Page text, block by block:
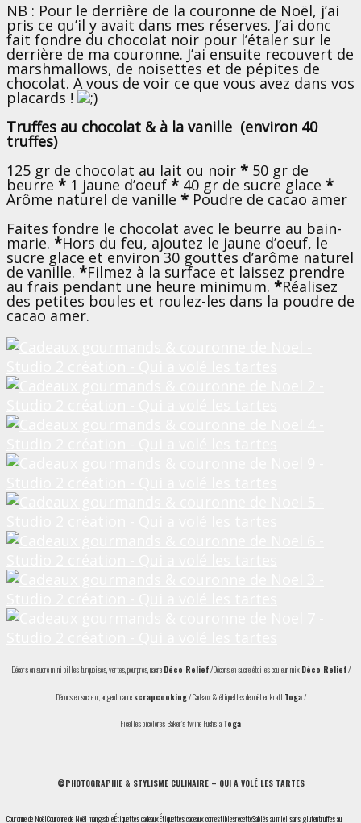
NB : Pour le derrière de la couronne de Noël, j’ai
pris ce qu’il y avait dans mes réserves. J’ai donc
fait fondre du chocolat noir pour l’étaler sur le
derrière de ma couronne. J’ai ensuite recouvert de
marshmallows, de noisettes et de pépites de
chocolat. A vous de voir ce que vous avez dans vos
placards !
Truffes au chocolat & à la vanille (environ 40
truffes)
125 gr de chocolat au lait ou noir * 50 gr de
beurre * 1 jaune d’oeuf * 40 gr de sucre glace *
Arôme naturel de vanille * Poudre de cacao amer
Faites fondre le chocolat avec le beurre au bain-
marie. *Hors du feu, ajoutez le jaune d’oeuf, le
sucre glace et environ 30 gouttes d’arôme naturel
de vanille. *Filmez à la surface et laissez prendre
au frais pendant une heure minimum. *Réalisez
des petites boules et roulez-les dans la poudre de
cacao amer.
Décors en sucre mini billes turquoises, vertes, pourpres, nacre Déco Relief/Décors en sucre étoiles couleur mix Déco Relief/
Décors en sucre or, argent, nacre scrapcooking/ Cadeaux & étiquettes de noël en kraft Toga/
Ficelles bicolores Baker’s twine Fuchsia Toga
©PHOTOGRAPHIE & STYLISME CULINAIRE – QUI A VOLÉ LES TARTES
Couronne de NoëlCouronne de Noël mangeableÉtiquettes cadeauxÉtiquettes cadeaux comestiblesrecetteSablés au miel sans glutentruffes au